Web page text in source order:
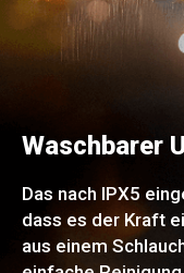
Waschbarer
Das nach IPX5
dass es der Kraft
aus einem